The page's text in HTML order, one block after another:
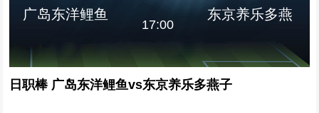
广岛东洋鲤鱼
17:00
东京养乐多燕
日职棒 广岛东洋鲤鱼vs东京养乐多燕子